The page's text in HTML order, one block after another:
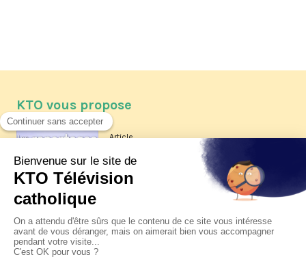
KTO vous propose
Article
Les reportages d'été 2026 de KTO
La visite pastorale du pape Léon
XIV à Assise à suivre sur KTO le
jeudi 6 août